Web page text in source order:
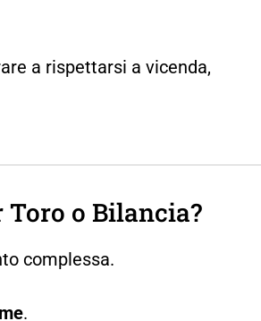
a rispettarsi a vicenda,
Toro o Bilancia?
complessa.
.